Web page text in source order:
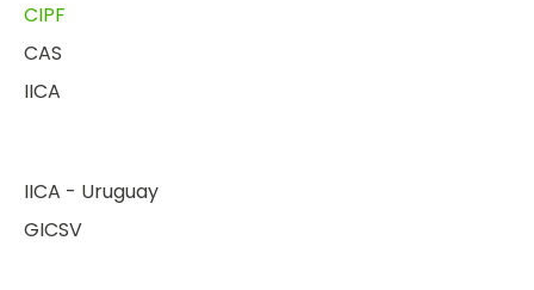
CIPF
CAS
IICA
IICA - Uruguay
GICSV